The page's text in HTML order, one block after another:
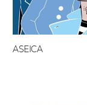
ASEICA